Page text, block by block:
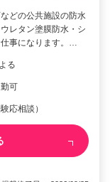
どの公共施設の防水
レタン塗膜防水・シ
事になります。…
る
可
応相談）